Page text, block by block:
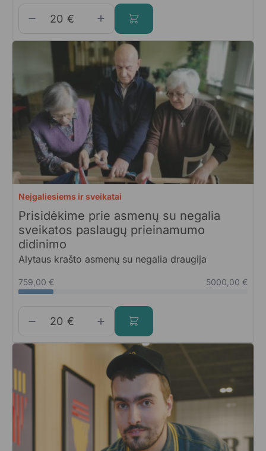
€
Neįgaliesiems ir sveikatai
Prisidėkime prie asmenų su negalia
sveikatos paslaugų prieinamumo
didinimo
Alytaus krašto asmenų su negalia draugija
759,00 € 5000,00 €
€